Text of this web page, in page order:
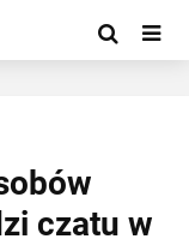
czatu w